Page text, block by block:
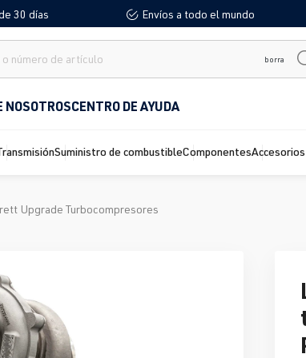
30 días Envíos a todo el mundo
borra
NOSOTROSCENTRO DE AYUDA
Suministro de combustibleComponentesAccesorios
Upgrade Turbocompresores